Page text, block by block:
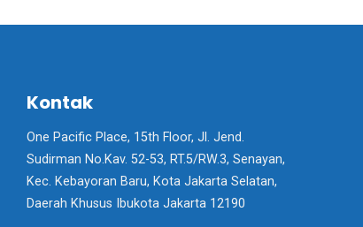
Kontak
One Pacific Place, 15th Floor, Jl. Jend.
Sudirman No.Kav. 52-53, RT.5/RW.3, Senayan,
Kec. Kebayoran Baru, Kota Jakarta Selatan,
Daerah Khusus Ibukota Jakarta 12190